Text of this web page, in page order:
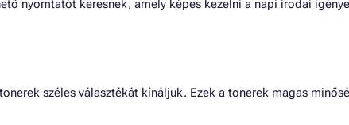
nyomtatót keresnek, amely képes kezelni a napi irodai
széles választékát kínáljuk. Ezek a tonerek magas